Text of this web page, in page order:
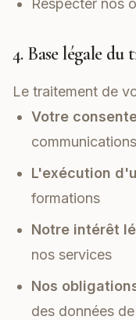
Respecter nos
4. Base légale du
Le traitement de
Votre
L'exécution
formations
Notre intérêt
nos services
Nos
des données